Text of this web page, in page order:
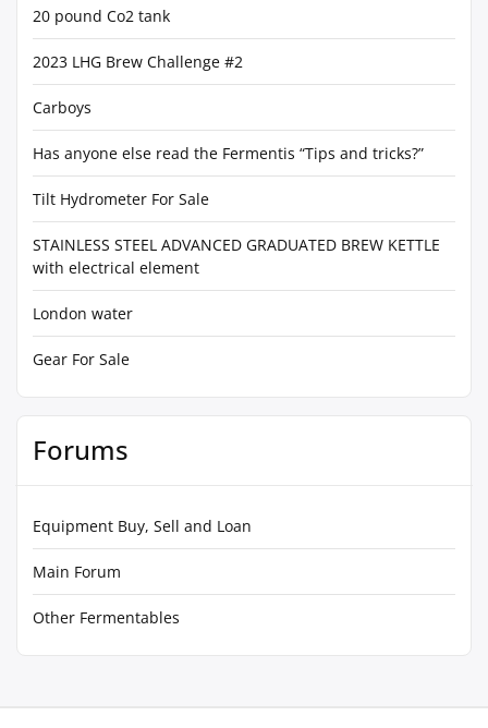
20 pound Co2 tank
2023 LHG Brew Challenge #2
Carboys
Has anyone else read the Fermentis “Tips and tricks?”
Tilt Hydrometer For Sale
STAINLESS STEEL ADVANCED GRADUATED BREW KETTLE
with electrical element
London water
Gear For Sale
Forums
Equipment Buy, Sell and Loan
Main Forum
Other Fermentables